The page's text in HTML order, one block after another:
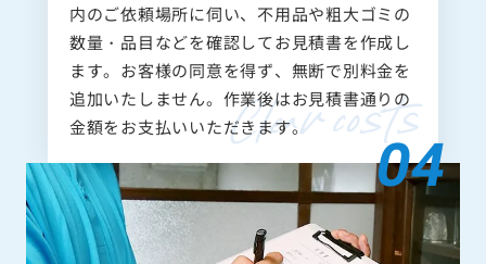
内のご依頼場所に伺い、不用品や粗大ゴミの
数量・品目などを確認してお見積書を作成し
ます。お客様の同意を得ず、無断で別料金を
追加いたしません。作業後はお見積書通りの
金額をお支払いいただきます。